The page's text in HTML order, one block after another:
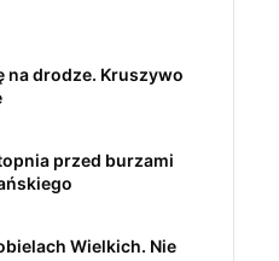
na drodze. Kruszywo
przed burzami
Wielkich. Nie